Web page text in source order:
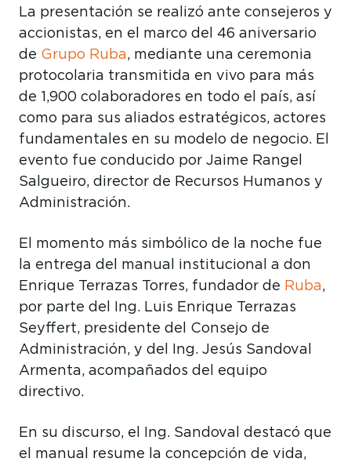
La presentación se realizó ante consejeros y
accionistas, en el marco del 46 aniversario
de Grupo Ruba, mediante una ceremonia
protocolaria transmitida en vivo para más
de 1,900 colaboradores en todo el país, así
como para sus aliados estratégicos, actores
fundamentales en su modelo de negocio. El
evento fue conducido por Jaime Rangel
Salgueiro, director de Recursos Humanos y
Administración.
El momento más simbólico de la noche fue
la entrega del manual institucional a don
Enrique Terrazas Torres, fundador de Ruba,
por parte del Ing. Luis Enrique Terrazas
Seyffert, presidente del Consejo de
Administración, y del Ing. Jesús Sandoval
Armenta, acompañados del equipo
directivo.
En su discurso, el Ing. Sandoval destacó que
el manual resume la concepción de vida,